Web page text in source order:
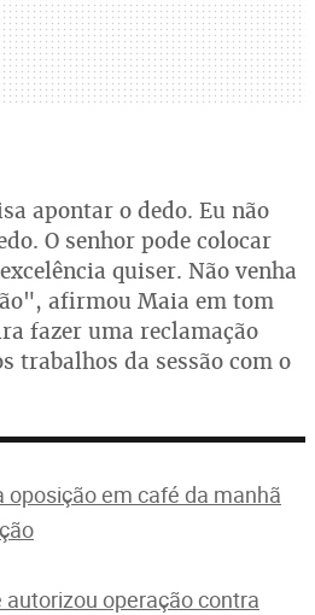
apontar o dedo. Eu não
O senhor pode colocar
quiser. Não venha
afirmou Maia em tom
fazer uma reclamação
trabalhos da sessão com o
oposição em café da manhã
autorizou operação contra